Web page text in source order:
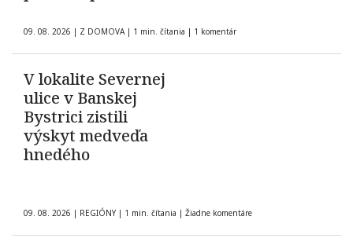
09. 08. 2026 | Z DOMOVA | 1 min. čítania | 1 komentár
V lokalite Severnej
ulice v Banskej
Bystrici zistili
výskyt medveďa
hnedého
09. 08. 2026 | REGIÓNY | 1 min. čítania | Žiadne komentáre